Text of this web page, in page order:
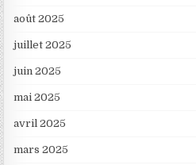
août 2025
juillet 2025
juin 2025
mai 2025
avril 2025
mars 2025